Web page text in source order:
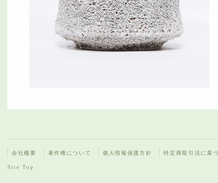
会社概要 著作権について 個人情報保護方針 特定商取引法に基
Site Top